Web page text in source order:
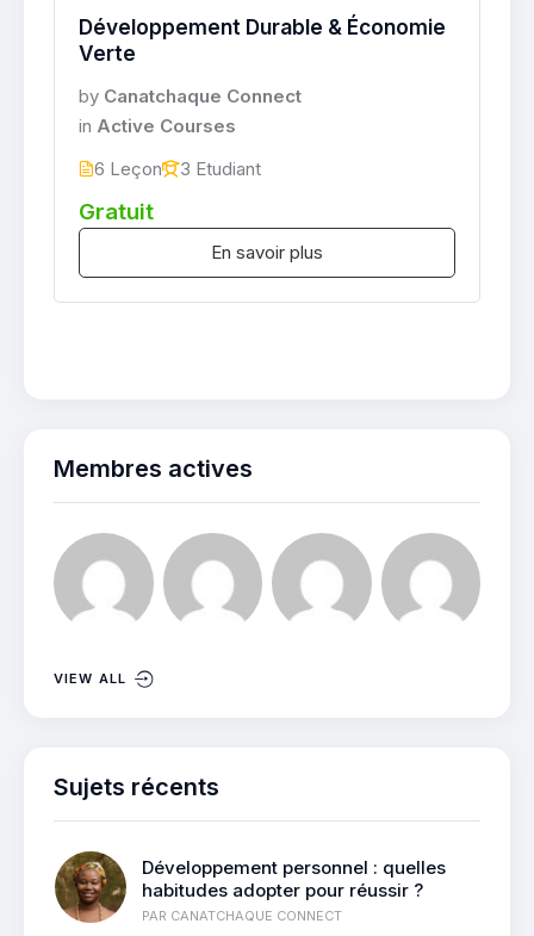
Développement Durable & Économie
Verte
by Canatchaque Connect
in Active Courses
6 Leçon
3 Etudiant
Gratuit
En savoir plus
Membres actives
VIEW ALL
Sujets récents
Développement personnel : quelles
habitudes adopter pour réussir ?
PAR CANATCHAQUE CONNECT